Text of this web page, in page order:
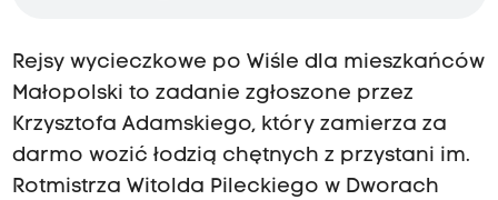
Rejsy wycieczkowe po Wiśle dla mieszkańców
Małopolski to zadanie zgłoszone przez
Krzysztofa Adamskiego, który zamierza za
darmo wozić łodzią chętnych z przystani im.
Rotmistrza Witolda Pileckiego w Dworach